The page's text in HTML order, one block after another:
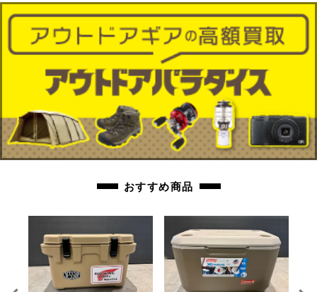
おすすめ商品